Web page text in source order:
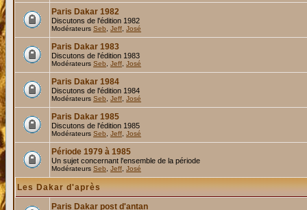
Paris Dakar 1982
Discutons de l'édition 1982
Modérateurs Seb Jeff José
Paris Dakar 1983
Discutons de l'édition 1983
Modérateurs Seb Jeff José
Paris Dakar 1984
Discutons de l'édition 1984
Modérateurs Seb Jeff José
Paris Dakar 1985
Discutons de l'édition 1985
Modérateurs Seb Jeff José
Période 1979 à 1985
Un sujet concernant l'ensemble de la période
Modérateurs Seb Jeff José
Les Dakar d'après
Paris Dakar post d'antan